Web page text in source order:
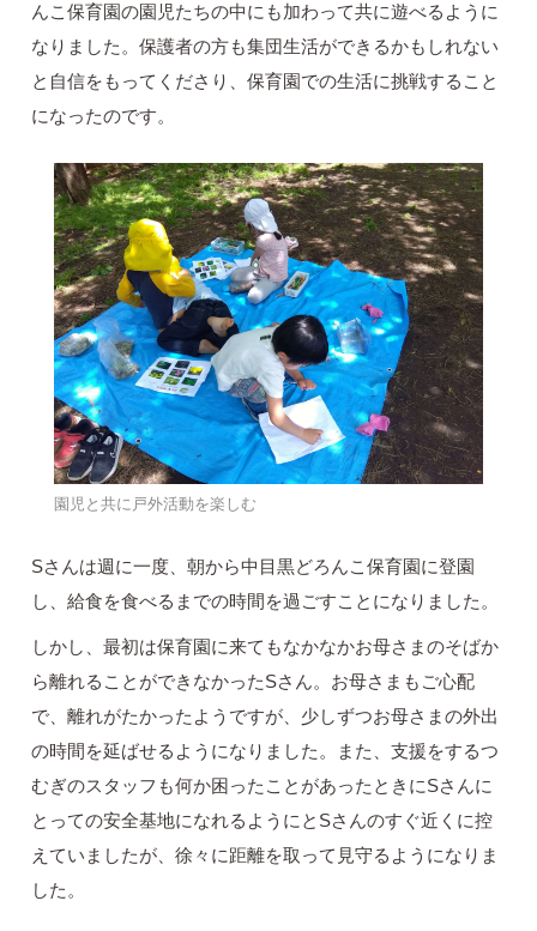
んこ保育園の園児たちの中にも加わって共に遊べるように
なりました。保護者の方も集団生活ができるかもしれない
と自信をもってくださり、保育園での生活に挑戦すること
になったのです。
園児と共に戸外活動を楽しむ
Sさんは週に一度、朝から中目黒どろんこ保育園に登園
し、給食を食べるまでの時間を過ごすことになりました。
しかし、最初は保育園に来てもなかなかお母さまのそばか
ら離れることができなかったSさん。お母さまもご心配
で、離れがたかったようですが、少しずつお母さまの外出
の時間を延ばせるようになりました。また、支援をするつ
むぎのスタッフも何か困ったことがあったときにSさんに
とっての安全基地になれるようにとSさんのすぐ近くに控
えていましたが、徐々に距離を取って見守るようになりま
した。